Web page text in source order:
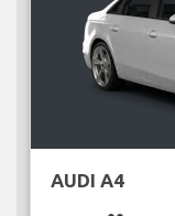
AUDI A4